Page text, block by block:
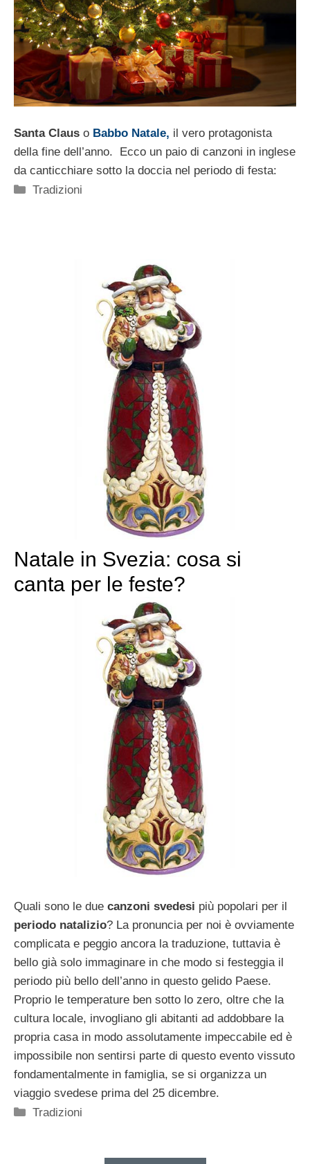
Santa Claus o Babbo Natale, il vero protagonista
della fine dell’anno. Ecco un paio di canzoni in inglese
da canticchiare sotto la doccia nel periodo di festa:
Categorie
Tradizioni
Natale in Svezia: cosa si
canta per le feste?
Quali sono le due canzoni svedesi più popolari per il
periodo natalizio? La pronuncia per noi è ovviamente
complicata e peggio ancora la traduzione, tuttavia è
bello già solo immaginare in che modo si festeggia il
periodo più bello dell’anno in questo gelido Paese.
Proprio le temperature ben sotto lo zero, oltre che la
cultura locale, invogliano gli abitanti ad addobbare la
propria casa in modo assolutamente impeccabile ed è
impossibile non sentirsi parte di questo evento vissuto
fondamentalmente in famiglia, se si organizza un
viaggio svedese prima del 25 dicembre.
Categorie
Tradizioni